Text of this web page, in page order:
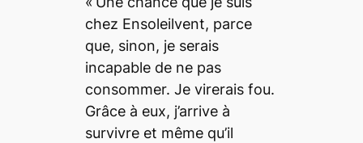
chez Ensoleilvent, parce
que, sinon, je serais
incapable de ne pas
consommer. Je virerais fou.
Grâce à eux, j’arrive à
survivre et même qu’il